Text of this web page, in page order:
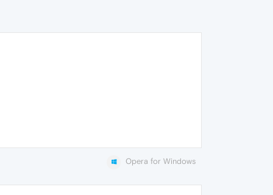
Opera for Windows